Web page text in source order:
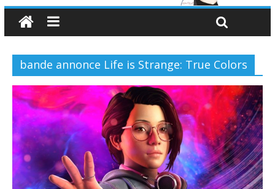
bande annonce Life is Strange: True Colors